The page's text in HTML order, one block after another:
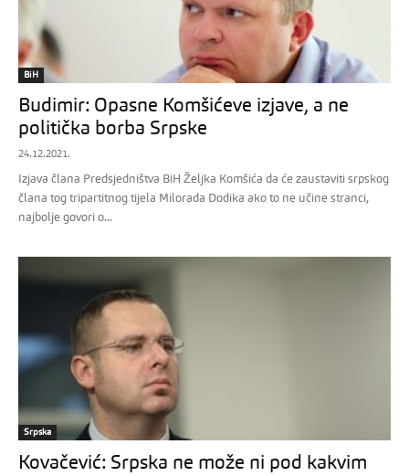
BiH
Budimir: Opasne Komšićeve izjave, a ne
politička borba Srpske
24.12.2021.
Izjava člana Predsjedništva BiH Željka Komšića da će zaustaviti srpskog
člana tog tripartitnog tijela Milorada Dodika ako to ne učine stranci,
najbolje govori o...
Srpska
Kovačević: Srpska ne može ni pod kakvim